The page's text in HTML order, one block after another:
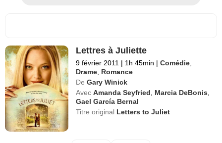
Lettres à Juliette
9 février 2011 | 1h 45min | Comédie,
Drame, Romance
De Gary Winick
Avec Amanda Seyfried, Marcia DeBonis,
Gael García Bernal
Titre original Letters to Juliet